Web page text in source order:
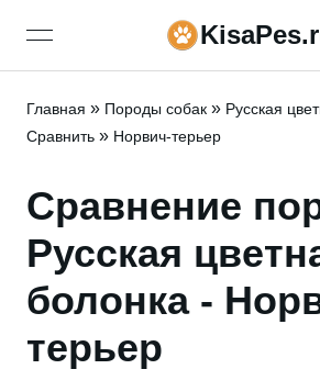
open navigation menu
Главная » Породы собак » Русская
Сравнить » Норвич-терьер
Сравнение
Русская
болонка -
терьер